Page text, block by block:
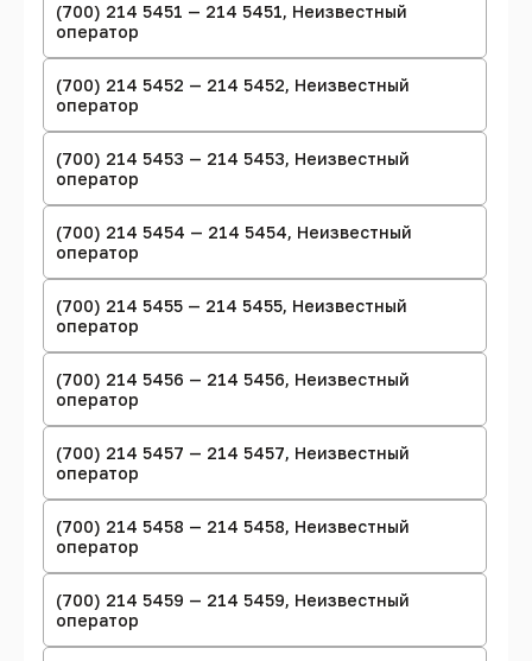
(700) 214 5451 — 214 5451, Неизвестный
оператор
(700) 214 5452 — 214 5452, Неизвестный
оператор
(700) 214 5453 — 214 5453, Неизвестный
оператор
(700) 214 5454 — 214 5454, Неизвестный
оператор
(700) 214 5455 — 214 5455, Неизвестный
оператор
(700) 214 5456 — 214 5456, Неизвестный
оператор
(700) 214 5457 — 214 5457, Неизвестный
оператор
(700) 214 5458 — 214 5458, Неизвестный
оператор
(700) 214 5459 — 214 5459, Неизвестный
оператор